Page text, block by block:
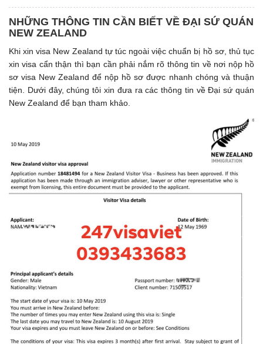
NHỮNG THÔNG TIN CẦN BIẾT VỀ ĐẠI SỨ QUÁN
NEW ZEALAND
Khi xin visa New Zealand tự túc ngoài việc chuẩn bị hồ sơ, thủ tục
xin visa cẩn thận thì bạn cần phải nắm rõ thông tin về nơi nộp hồ
sơ visa New Zealand để nộp hồ sơ được nhanh chóng và thuận
tiện. Dưới đây, chúng tôi xin đưa ra các thông tin về Đại sứ quán
New Zealand để bạn tham khảo.